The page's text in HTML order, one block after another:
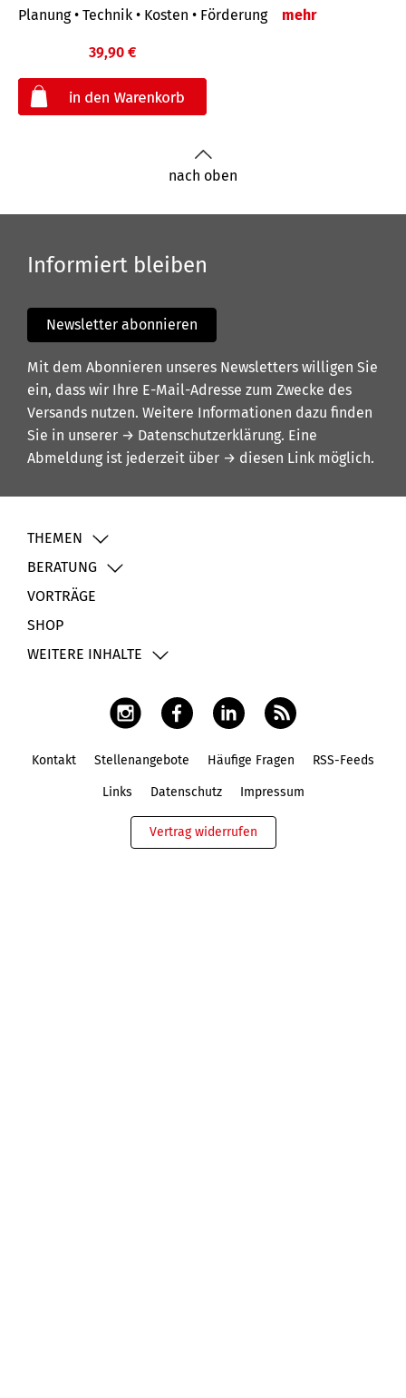
Planung • Technik • Kosten • Förderung mehr
39,90 €
nach oben
Informiert bleiben
Newsletter abonnieren
Mit dem Abonnieren unseres Newsletters willigen Sie
ein, dass wir Ihre E-Mail-Adresse zum Zwecke des
Versands nutzen. Weitere Informationen dazu finden
Sie in unserer → Datenschutzerklärung. Eine
Abmeldung ist jederzeit über → diesen Link möglich.
THEMEN
BERATUNG
VORTRÄGE
SHOP
WEITERE INHALTE
Kontakt Stellenangebote Häufige Fragen RSS-Feeds
Links Datenschutz Impressum
Vertrag widerrufen